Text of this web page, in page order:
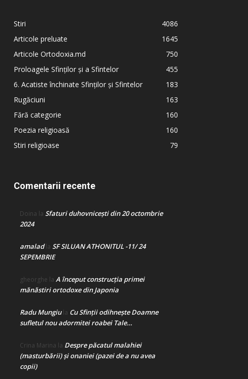
Stiri
4086
Articole preluate
1645
Articole Ortodoxia.md
750
Proloagele Sfinților și a Sfintelor
455
6. Acatiste închinate Sfinților și Sfintelor
183
Rugăciuni
163
Fără categorie
160
Poezia religioasă
160
Stiri religioase
79
Comentarii recente
Doina la Sfaturi duhovnicești din 20 octombrie
2024
amaladla SF SILUAN ATHONITUL -11/ 24
SEPEMBRIE
gheorghe la A început construcţia primei
mănăstiri ortodoxe din Japonia
Radu Mungiula Cu Sfinții odihnește Doamne
sufletul nou adormitei roabei Tale…
Crina Marina la Despre păcatul malahiei
(masturbării) şi onaniei (pazei de a nu avea
copii)